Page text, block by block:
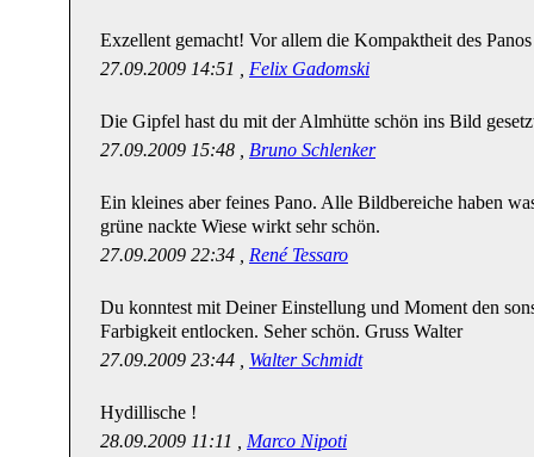
Exzellent gemacht! Vor allem die Kompaktheit des
27.09.2009 14:51 , Felix Gadomski
Die Gipfel hast du mit der Almhütte schön ins Bild
27.09.2009 15:48 , Bruno Schlenker
Ein kleines aber feines Pano. Alle Bildbereiche haben
grüne nackte Wiese wirkt sehr schön.
27.09.2009 22:34 , René Tessaro
Du konntest mit Deiner Einstellung und Moment den
Farbigkeit entlocken. Seher schön. Gruss Walter
27.09.2009 23:44 , Walter Schmidt
Hydillische !
28.09.2009 11:11 , Marco Nipoti